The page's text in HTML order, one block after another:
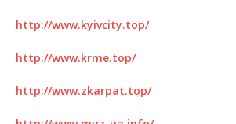
http://www.kyivcity.top/
http://www.krme.top/
http://www.zkarpat.top/